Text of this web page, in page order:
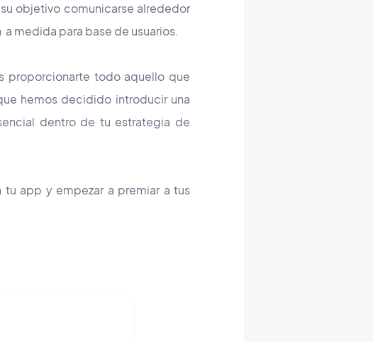
objetivo comunicarse alrededor
medida para base de usuarios.
proporcionarte todo aquello que
hemos decidido introducir una
dentro de tu estrategia de
app y empezar a premiar a tus